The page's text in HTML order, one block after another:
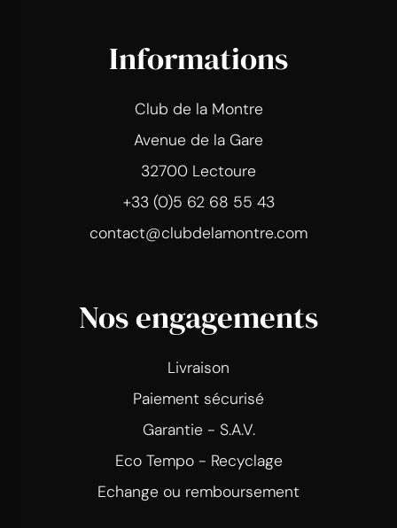
Informations
Club de la Montre
Avenue de la Gare
32700 Lectoure
+33 (0)5 62 68 55 43
contact@clubdelamontre.com
Nos engagements
Livraison
Paiement sécurisé
Garantie - S.A.V.
Eco Tempo - Recyclage
Echange ou remboursement